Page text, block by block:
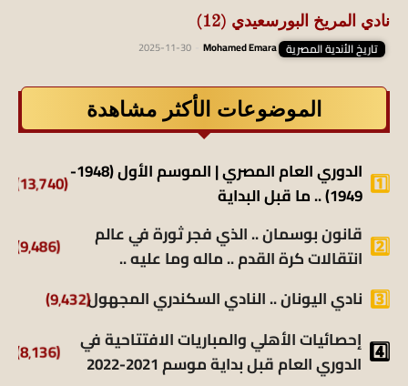
نادي المريخ البورسعيدي (12)
تاريخ الأندية المصرية Mohamed Emara
2025-11-30
الموضوعات الأكثر مشاهدة
الدوري العام المصري | الموسم الأول (1948-
1949) .. ما قبل البداية
(13٬740)
قانون بوسمان .. الذي فجر ثورة في عالم
انتقالات كرة القدم .. ماله وما عليه ..
(9٬486)
نادي اليونان .. النادي السكندري المجهول(9٬432)
إحصائيات الأهلي والمباريات الافتتاحية في
الدوري العام قبل بداية موسم 2021-2022
(8٬136)